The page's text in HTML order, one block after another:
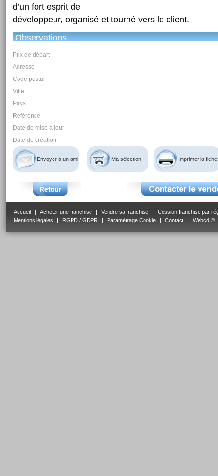
d’un fort esprit de
développeur, organisé et tourné vers le client.
Observations
Prix de départ
Adresse
Code postal
Ville
Pays
Reférence
Date de mise à jour
Date de création
Envoyer à un ami Ma sélection Imprimer la fiche
Accueil Acheter une franchise Vendre sa franchise
Cession franchise par
Mentions légales
RGPD / GDPR Paramétrage Cookie Contact Webcd ©